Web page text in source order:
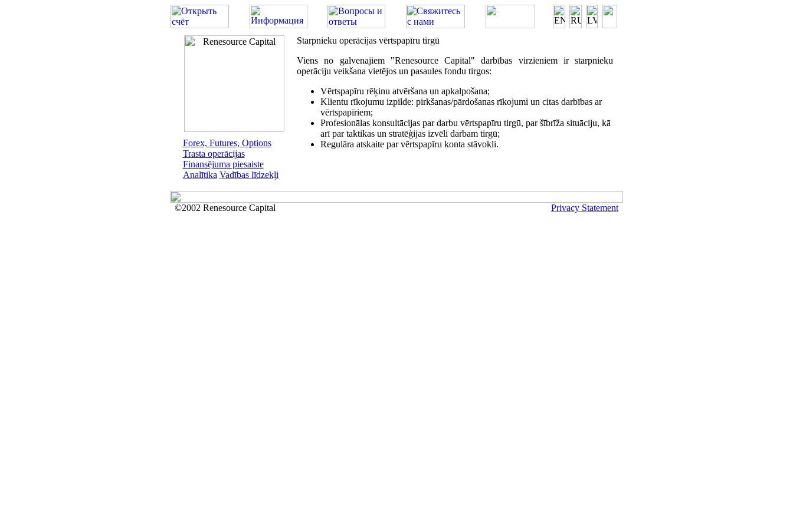
Forex, Futures, Options
Trasta operācijas
Finansējuma piesaiste
Analītika Vadības līdzekļi
Starpnieku operācijas vērtspapīru tirgū
Viens no galvenajiem "Renesource Capital" darbības virzieniem ir starpnieku
operāciju veikšana vietējos un pasaules fondu tirgos:
Vērtspapīru rēķinu atvēršana un apkalpošana;
Klientu rīkojumu izpilde: pirkšanas/pārdošanas rīkojumi un citas darbības ar
vērtspapīriem;
Profesionālas konsultācijas par darbu vērtspapīru tirgū, par šībrīža situāciju, kā
arī par taktikas un stratēģijas izvēli darbam tirgū;
Regulāra atskaite par vērtspapīru konta stāvokli.
©2002 Renesource Capital Privacy Statement